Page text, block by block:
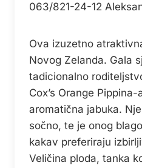
063/821-24-12
Ova izuzetno
Novog Zelanda. Gala
tadicionalno
Cox’s Orange
aromatična jabuka.
sočno, te je onog
kakav preferiraju
Veličina ploda, tanka